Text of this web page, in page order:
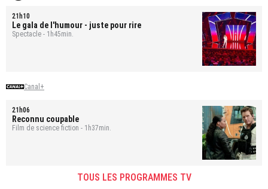
21h10
Le gala de l'humour - juste pour rire
Spectacle - 1h45min.
Canal+
21h06
Reconnu coupable
Film de science fiction - 1h37min.
TOUS LES PROGRAMMES TV